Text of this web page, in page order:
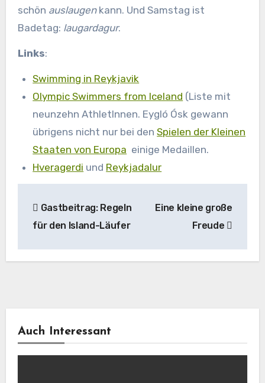
schön auslaugenkann. Und Samstag ist
Badetag: laugardagur.
Links:
Swimming in Reykjavik
Olympic Swimmers from Iceland (Liste mit
neunzehn AthletInnen. Eygló Ósk gewann
übrigens nicht nur bei denSpielen der Kleinen
Staaten von Europa einige Medaillen.
Hveragerdi und Reykjadalur
Gastbeitrag: Regeln
für den Island-Läufer
Eine kleine große
Freude
Auch Interessant